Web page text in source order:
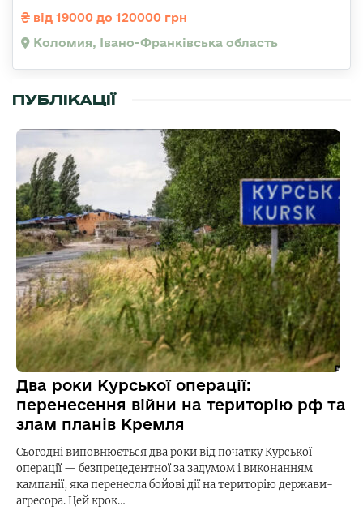
від 19000 до 120000 грн
Коломия, Івано-Франківська область
ПУБЛІКАЦІЇ
Два роки Курської операції:
перенесення війни на територію рф та
злам планів Кремля
Сьогодні виповнюється два роки від початку Курської
операції — безпрецедентної за задумом і виконанням
кампанії, яка перенесла бойові дії на територію держави-
агресора. Цей крок…